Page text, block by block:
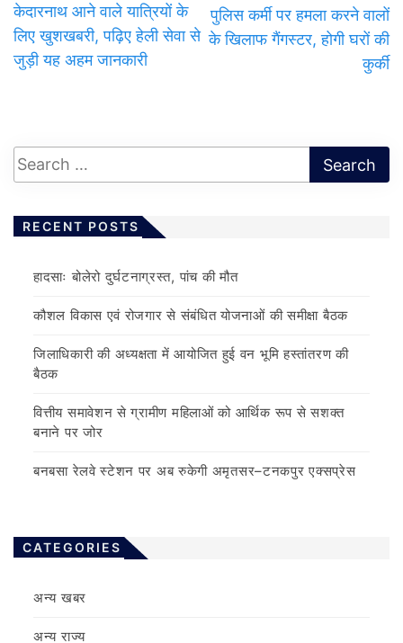
केदारनाथ आने वाले यात्रियों के
लिए खुशखबरी, पढ़िए हेली सेवा से
जुड़ी यह अहम जानकारी
पुलिस कर्मी पर हमला करने वालों
के खिलाफ गैंगस्टर, होगी घरों की
कुर्की
RECENT POSTS
हादसाः बोलेरो दुर्घटनाग्रस्त, पांच की मौत
कौशल विकास एवं रोजगार से संबंधित योजनाओं की समीक्षा बैठक
जिलाधिकारी की अध्यक्षता में आयोजित हुई वन भूमि हस्तांतरण की
बैठक
वित्तीय समावेशन से ग्रामीण महिलाओं को आर्थिक रूप से सशक्त
बनाने पर जोर
बनबसा रेलवे स्टेशन पर अब रुकेगी अमृतसर–टनकपुर एक्सप्रेस
CATEGORIES
अन्य खबर
अन्य राज्य